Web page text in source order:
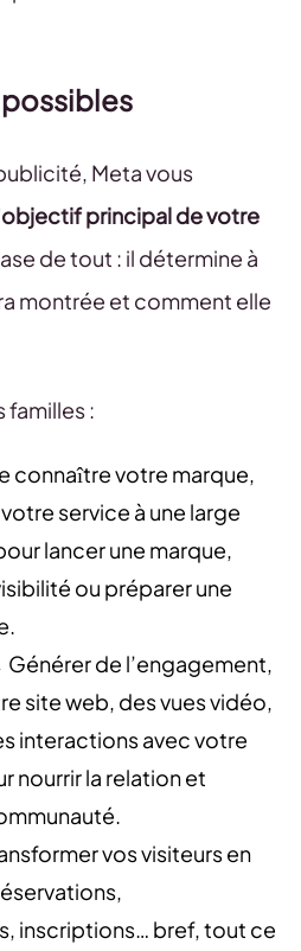
Meta vous
principal de votre
de tout : il détermine à
montrée et comment elle
familles :
connaître votre marque,
service à une large
lancer une marque,
ou préparer une
Générer de l’engagement,
site web, des vues vidéo,
interactions avec votre
nourrir la relation et
vos visiteurs en
inscriptions… bref, tout ce